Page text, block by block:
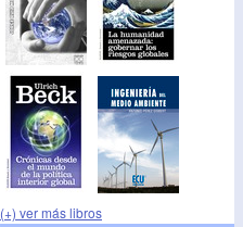
(+) ver más libros